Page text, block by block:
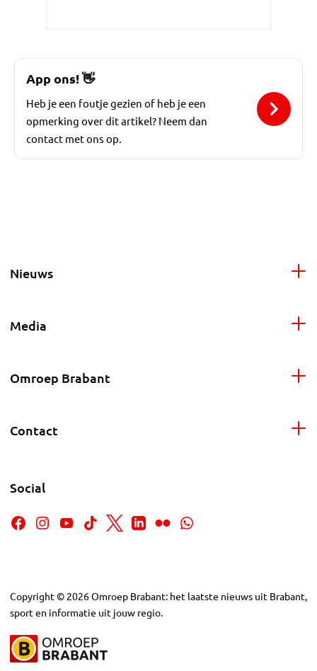
App ons!👋
Heb je een foutje gezien of heb je een
opmerking over dit artikel? Neem dan
contact met ons op.
Nieuws
Media
Omroep Brabant
Contact
Social
Copyright © 2026Omroep Brabant: het laatste nieuws uit Brabant,
sport en informatie uit jouw regio.